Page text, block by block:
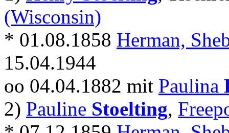
(Wisconsin)
* 01.08.1858 Herman,
15.04.1944
oo 04.04.1882 mit Paulina
2) Pauline Stoelting,